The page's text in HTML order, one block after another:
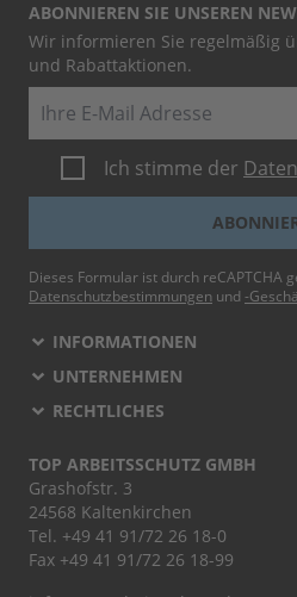
ABONNIEREN SIE UNSEREN
Wir informieren Sie regelmäßig
und Rabattaktionen.
Ich stimme der
Dieses Formular ist durch reCAPTCHA
Datenschutzbestimmungen und -
INFORMATIONEN
UNTERNEHMEN
RECHTLICHES
TOP ARBEITSSCHUTZ GMBH
Grashofstr. 3
24568 Kaltenkirchen
Tel. +49 41 91/72 26 18-0
Fax +49 41 91/72 26 18-99